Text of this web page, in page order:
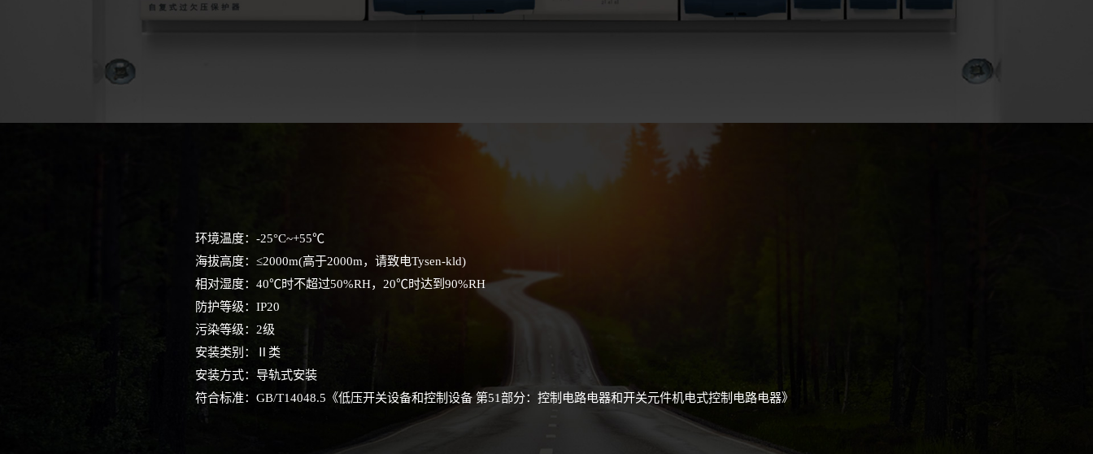
环境温度： -25°C~+55℃
海拔高度： ≤2000m(高于2000m，请致电Tysen-kld)
相对湿度： 40℃时不超过50%RH，20℃时达到90%RH
防护等级： IP20
污染等级： 2级
安装类别：
Ⅱ类
安装方式： 导轨式安装
符合标准： GB/T14048.5《低压开关设备和控制设备 第51部分：控制电路电器和开关元件机电式控制电路电器》